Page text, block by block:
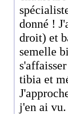
donné !
droit) et
semelle
tibia et
j'en ai vu.